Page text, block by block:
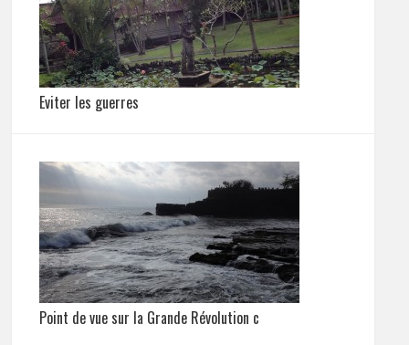
Eviter les guerres
Point de vue sur la Grande Révolution c